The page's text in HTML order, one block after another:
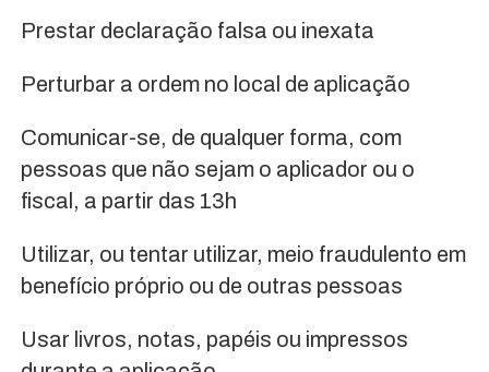
Prestar declaração falsa ou inexata
Perturbar a ordem no local de aplicação
Comunicar-se, de qualquer forma, com
pessoas que não sejam o aplicador ou o
fiscal, a partir das 13h
Utilizar, ou tentar utilizar, meio fraudulento em
benefício próprio ou de outras pessoas
Usar livros, notas, papéis ou impressos